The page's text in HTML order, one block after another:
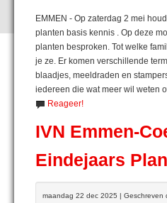
EMMEN - Op zaterdag 2 mei
planten basis kennis . Op deze
planten besproken. Tot welke
je ze. Er komen verschillende
blaadjes, meeldraden en
iedereen die wat meer wil weten
Reageer!
IVN Emmen-
Eindejaars
maandag 22 dec 2025 | Geschreven